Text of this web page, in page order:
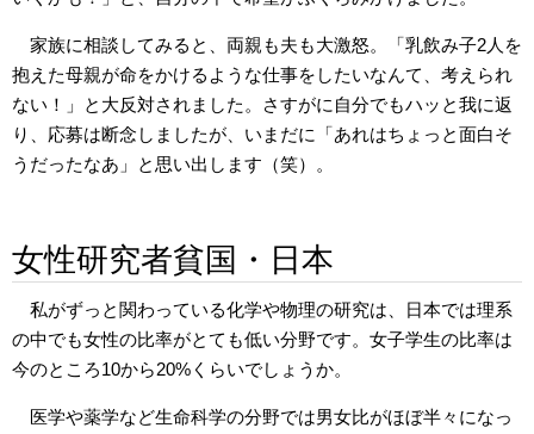
家族に相談してみると、両親も夫も大激怒。「乳飲み子2人を
抱えた母親が命をかけるような仕事をしたいなんて、考えられ
ない！」と大反対されました。さすがに自分でもハッと我に返
り、応募は断念しましたが、いまだに「あれはちょっと面白そ
うだったなあ」と思い出します（笑）。
女性研究者貧国・日本
私がずっと関わっている化学や物理の研究は、日本では理系
の中でも女性の比率がとても低い分野です。女子学生の比率は
今のところ10から20%くらいでしょうか。
医学や薬学など生命科学の分野では男女比がほぼ半々になっ